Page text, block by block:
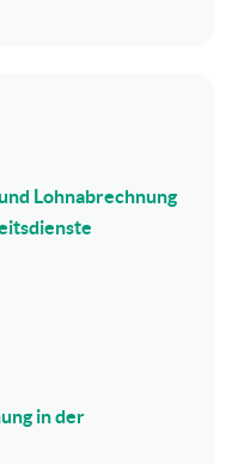
Lohnabrechnung
in der